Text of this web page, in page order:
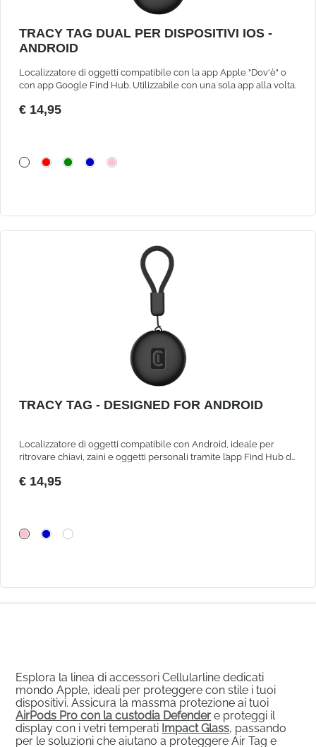
TRACY TAG DUAL PER DISPOSITIVI IOS -
ANDROID
Localizzatore di oggetti compatibile con la app Apple "Dov'è" o
con app Google Find Hub. Utilizzabile con una sola app alla volta.
€ 14,95
TRACY TAG - DESIGNED FOR ANDROID
Localizzatore di oggetti compatibile con Android, ideale per
ritrovare chiavi, zaini e oggetti personali tramite l’app Find Hub di
€ 14,95
Esplora la linea di accessori Cellularline dedicati
mondo Apple, ideali per proteggere con stile i tuoi
dispositivi. Assicura la massma protezione ai tuoi
AirPods Pro con la custodia Defender e proteggi il
display con i vetri temperati Impact Glass, passando
per le soluzioni che aiutano a proteggere Air Tag e